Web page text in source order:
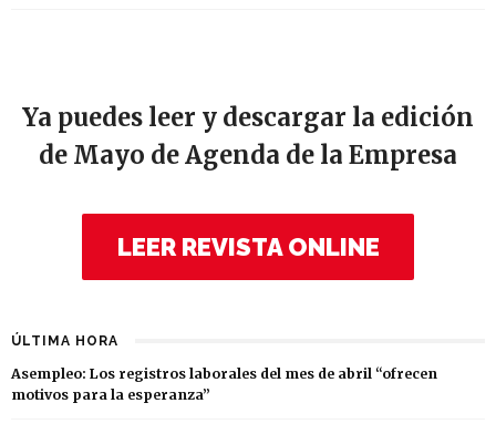
Ya puedes leer y descargar la edición
de Mayo de Agenda de la Empresa
LEER REVISTA ONLINE
ÚLTIMA HORA
Asempleo: Los registros laborales del mes de abril “ofrecen
motivos para la esperanza”